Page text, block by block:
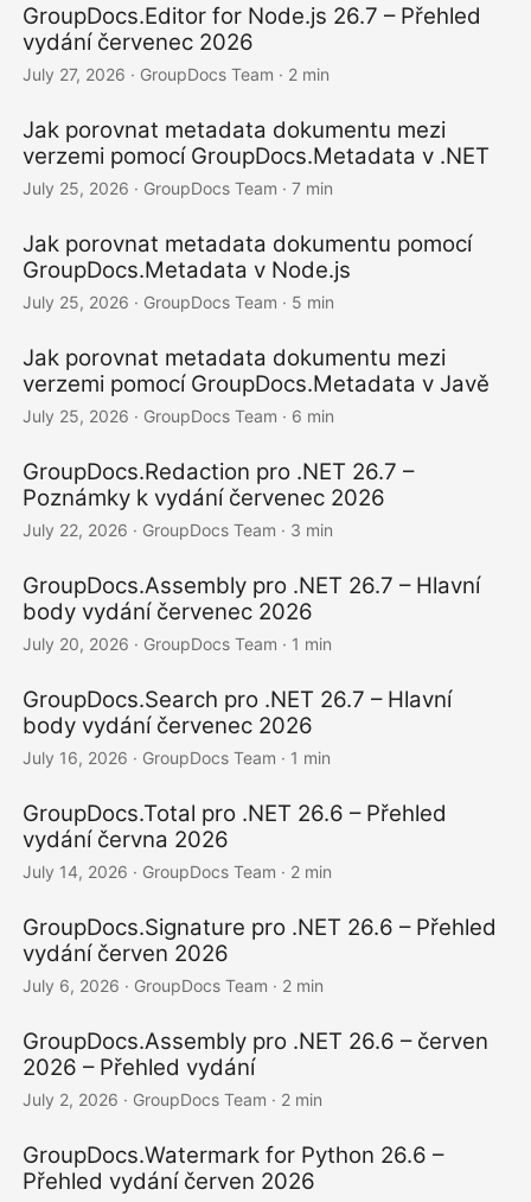
GroupDocs.Editor for Node.js 26.7 – Přehled
vydání červenec 2026
July 27, 2026 · GroupDocs Team · 2 min
Jak porovnat metadata dokumentu mezi
verzemi pomocí GroupDocs.Metadata v .NET
July 25, 2026 · GroupDocs Team · 7 min
Jak porovnat metadata dokumentu pomocí
GroupDocs.Metadata v Node.js
July 25, 2026 · GroupDocs Team · 5 min
Jak porovnat metadata dokumentu mezi
verzemi pomocí GroupDocs.Metadata v Javě
July 25, 2026 · GroupDocs Team · 6 min
GroupDocs.Redaction pro .NET 26.7 –
Poznámky k vydání červenec 2026
July 22, 2026 · GroupDocs Team · 3 min
GroupDocs.Assembly pro .NET 26.7 – Hlavní
body vydání červenec 2026
July 20, 2026 · GroupDocs Team · 1 min
GroupDocs.Search pro .NET 26.7 – Hlavní
body vydání červenec 2026
July 16, 2026 · GroupDocs Team · 1 min
GroupDocs.Total pro .NET 26.6 – Přehled
vydání června 2026
July 14, 2026 · GroupDocs Team · 2 min
GroupDocs.Signature pro .NET 26.6 – Přehled
vydání červen 2026
July 6, 2026 · GroupDocs Team · 2 min
GroupDocs.Assembly pro .NET 26.6 – červen
2026 – Přehled vydání
July 2, 2026 · GroupDocs Team · 2 min
GroupDocs.Watermark for Python 26.6 –
Přehled vydání červen 2026